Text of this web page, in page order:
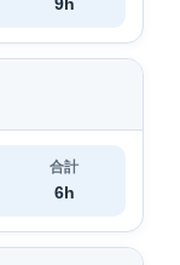
9h
合計
6h